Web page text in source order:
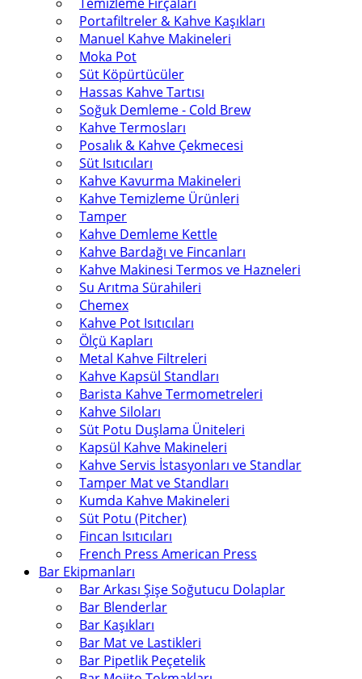
Portafiltreler & Kahve Kaşıkları
Manuel Kahve Makineleri
Moka Pot
Süt Köpürtücüler
Hassas Kahve Tartısı
Soğuk Demleme - Cold Brew
Kahve Termosları
Posalık & Kahve Çekmecesi
Süt Isıtıcıları
Kahve Kavurma Makineleri
Kahve Temizleme Ürünleri
Tamper
Kahve Demleme Kettle
Kahve Bardağı ve Fincanları
Kahve Makinesi Termos ve Hazneleri
Su Arıtma Sürahileri
Chemex
Kahve Pot Isıtıcıları
Ölçü Kapları
Metal Kahve Filtreleri
Kahve Kapsül Standları
Barista Kahve Termometreleri
Kahve Siloları
Süt Potu Duşlama Üniteleri
Kapsül Kahve Makineleri
Kahve Servis İstasyonları ve Standlar
Tamper Mat ve Standları
Kumda Kahve Makineleri
Süt Potu (Pitcher)
Fincan Isıtıcıları
French Press American Press
Bar Ekipmanları
Bar Arkası Şişe Soğutucu Dolaplar
Bar Blenderlar
Bar Kaşıkları
Bar Mat ve Lastikleri
Bar Pipetlik Peçetelik